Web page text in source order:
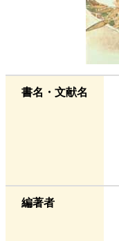
書名・文献名
編著者